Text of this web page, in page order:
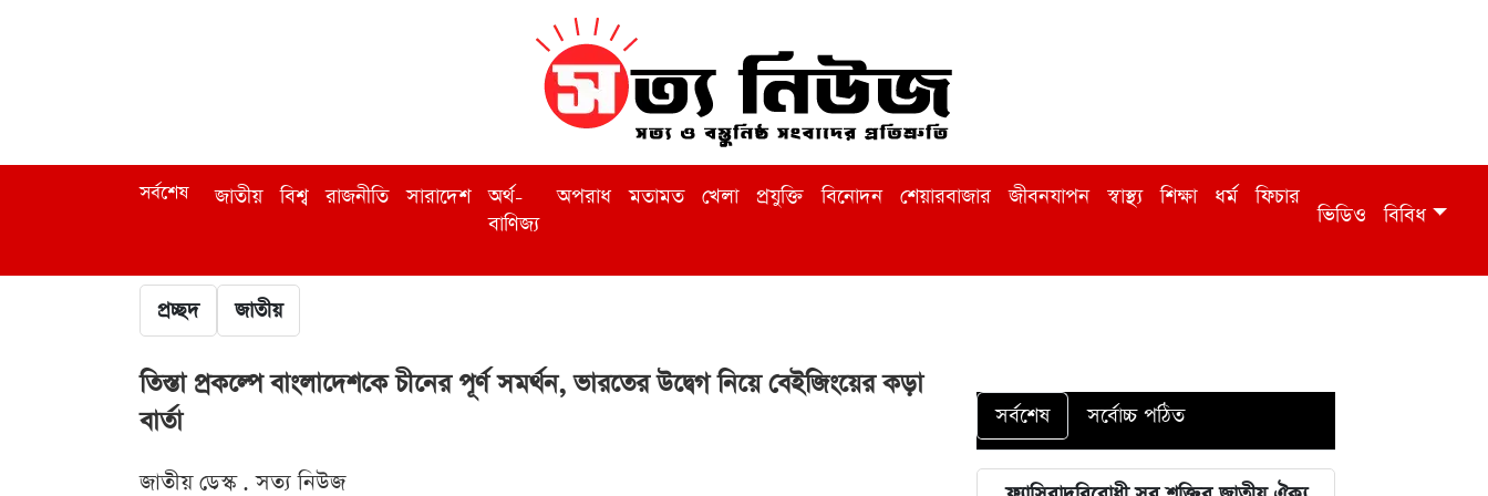
সর্বশেষ জাতীয় বিশ্ব রাজনীতি সারাদেশ
অর্থ-
বাণিজ্য
অপরাধ মতামত খেলা প্রযুক্তি বিনোদন শেয়ারবাজার জীবনযাপন স্বাস্থ্য শিক্ষা ধর্ম ফিচার
ভিডিও বিবিধ
প্রচ্ছদ জাতীয়
তিস্তা প্রকল্পে বাংলাদেশকে চীনের পূর্ণ সমর্থন, ভারতের উদ্বেগ নিয়ে বেইজিংয়ের কড়া
বার্তা
জাতীয় ডেস্ক . সত্য নিউজ
সর্বশেষ সর্বোচ্চ পঠিত